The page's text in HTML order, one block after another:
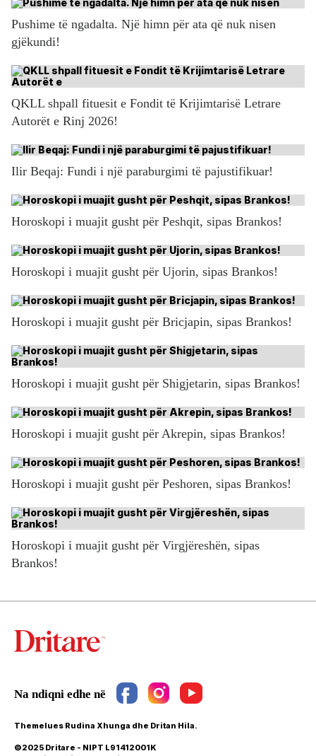
Pushime të ngadalta. Një himn për ata që nuk nisen
gjëkundi!
QKLL shpall fituesit e Fondit të Krijimtarisë Letrare
Autorët e Rinj 2026!
Ilir Beqaj: Fundi i një paraburgimi të pajustifikuar!
Horoskopi i muajit gusht për Peshqit, sipas Brankos!
Horoskopi i muajit gusht për Ujorin, sipas Brankos!
Horoskopi i muajit gusht për Bricjapin, sipas Brankos!
Horoskopi i muajit gusht për Shigjetarin, sipas Brankos!
Horoskopi i muajit gusht për Akrepin, sipas Brankos!
Horoskopi i muajit gusht për Peshoren, sipas Brankos!
Horoskopi i muajit gusht për Virgjëreshën, sipas
Brankos!
Themelues Rudina Xhunga dhe Dritan Hila.
©2025 Dritare - NIPT L91412001K